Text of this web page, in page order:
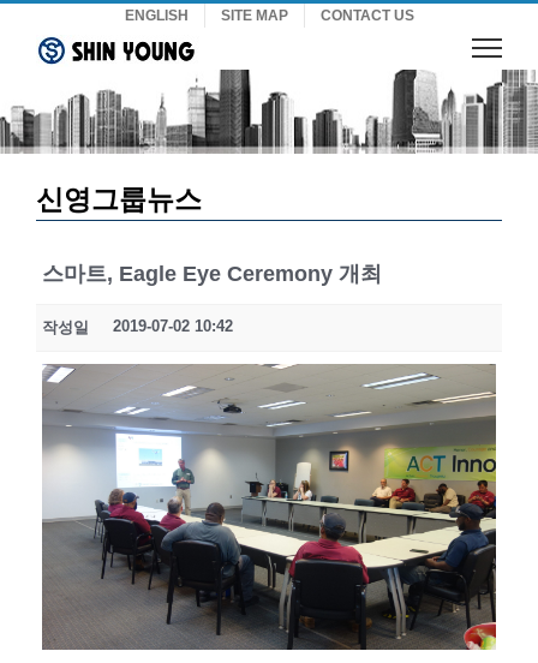
content
ENGLISH SITE MAP CONTACT US
신영그룹뉴스
스마트, Eagle Eye Ceremony 개최
작성일 2019-07-02 10:42